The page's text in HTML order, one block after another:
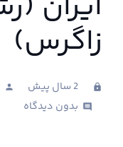
زاگرس)
clock 2 سال پیش person
comments بدون دیدگاه